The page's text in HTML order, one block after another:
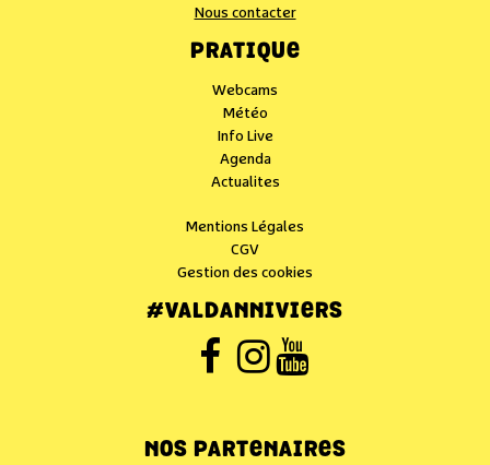
Nous contacter
PRATIQUE
Webcams
Météo
Info Live
Agenda
Actualites
Mentions Légales
CGV
Gestion des cookies
#VALDANNIVIERS
NOS PARTENAIRES